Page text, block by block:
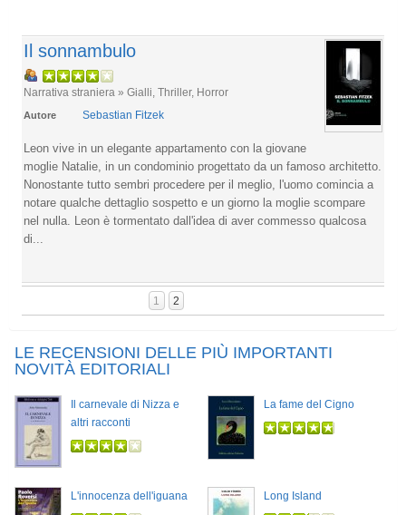
Il sonnambulo
Narrativa straniera » Gialli, Thriller, Horror
Autore Sebastian Fitzek
Leon vive in un elegante appartamento con la giovane
moglie Natalie, in un condominio progettato da un famoso architetto.
Nonostante tutto sembri procedere per il meglio, l'uomo comincia a
notare qualche dettaglio sospetto e un giorno la moglie scompare
nel nulla. Leon è tormentato dall'idea di aver commesso qualcosa
di...
1 2
LE RECENSIONI DELLE PIÙ IMPORTANTI
NOVITÀ EDITORIALI
Il carnevale di Nizza e
altri racconti
La fame del Cigno
L'innocenza dell'iguana Long Island